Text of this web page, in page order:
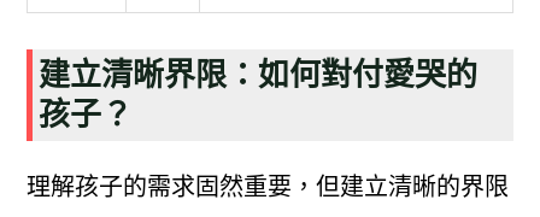
建立清晰界限：如何對付愛哭的
孩子？
理解孩子的需求固然重要，但建立清晰的界限